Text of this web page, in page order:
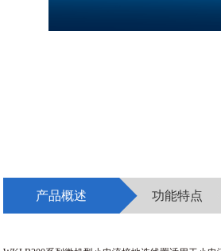
产品概述 功能特点